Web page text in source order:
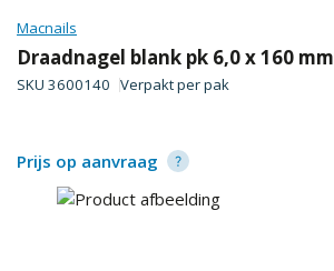
Macnails
Draadnagel blank pk 6,0 x 160 mm
SKU 3600140 Verpakt perpak
Prijs op aanvraag